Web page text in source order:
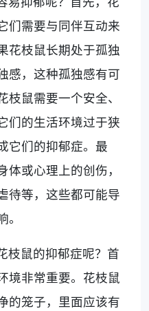
们需要与同伴互动来
花枝鼠长期处于孤独
感，这种孤独感有可
鼠需要一个安全、
们的生活环境过于狭
它们的抑郁症。最
或心理上的创伤，
待等，这些都可能导
枝鼠的抑郁症呢？首
境非常重要。花枝鼠
的笼子，里面应该有